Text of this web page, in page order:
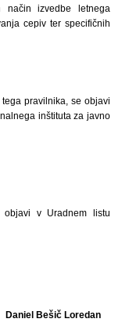
način izvedbe letnega
cepiv ter specifičnih
pravilnika, se objavi
inštituta za javno
v Uradnem listu
Daniel Bešič Loredan